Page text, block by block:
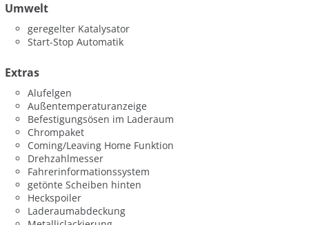
Umwelt
geregelter Katalysator
Start-Stop Automatik
Extras
Alufelgen
Außentemperaturanzeige
Befestigungsösen im Laderaum
Chrompaket
Coming/Leaving Home Funktion
Drehzahlmesser
Fahrerinformationssystem
getönte Scheiben hinten
Heckspoiler
Laderaumabdeckung